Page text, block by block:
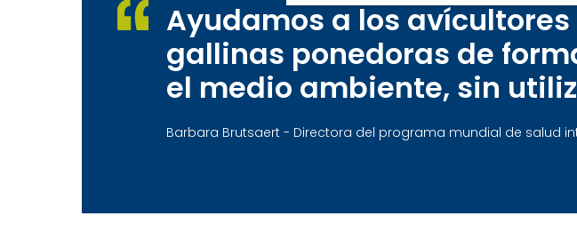
Ayudamos a los
gallinas ponedoras de
el medio ambiente, sin
Barbara Brutsaert - Directora del programa mundial de salud